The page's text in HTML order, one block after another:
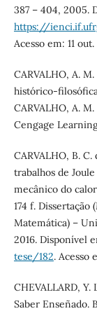
387 – 404, 2005.
https://
Acesso em: 11
CARVALHO, A.
histórico-
CARVALHO, A.
Cengage
CARVALHO, B.
trabalhos de
mecânico do
174 f. Dissertação
Matemática) –
2016. Disponível
tese/182. Acesso
CHEVALLARD,
Saber Enseñado.